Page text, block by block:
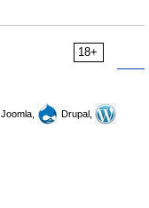
18+
Joomla,
Drupal,